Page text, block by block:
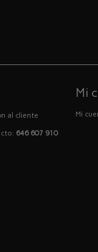
al cliente
646 607 910
Mi
Mi